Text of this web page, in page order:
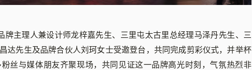
牌主理人兼设计师龙梓嘉先生、三里屯太古里总经理马泽丹先生、三
达先生及品牌合伙人刘珂女士受邀登台，共同完成剪彩仪式，并举杯
丝与媒体朋友齐聚现场，共同见证这一品牌高光时刻，气氛热烈非